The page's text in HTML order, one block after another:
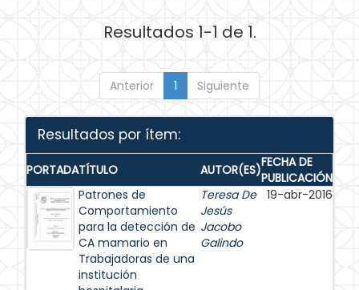
Resultados 1-1 de 1.
Anterior 1 Siguiente
Resultados por ítem:
PORTADATÍTULO AUTOR(ES)FECHA DE
PUBLICACIÓN
Patrones de
Comportamiento
para la detección de
CA mamario en
Trabajadoras de una
institución
Teresa De
Jesús
Jacobo
Galindo
19-abr-2016